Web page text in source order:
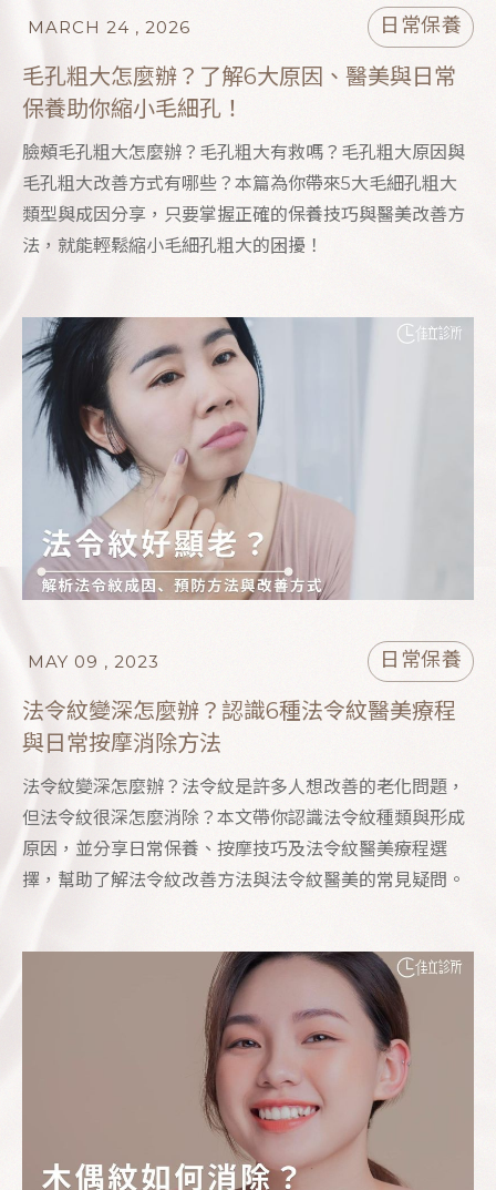
MARCH 24 , 2026 日常保養
毛孔粗大怎麼辦？了解6大原因、醫美與日常
保養助你縮小毛細孔！
臉頰毛孔粗大怎麼辦？毛孔粗大有救嗎？毛孔粗大原因與
毛孔粗大改善方式有哪些？本篇為你帶來5大毛細孔粗大
類型與成因分享，只要掌握正確的保養技巧與醫美改善方
法，就能輕鬆縮小毛細孔粗大的困擾！
MAY 09 , 2023 日常保養
法令紋變深怎麼辦？認識6種法令紋醫美療程
與日常按摩消除方法
法令紋變深怎麼辦？法令紋是許多人想改善的老化問題，
但法令紋很深怎麼消除？本文帶你認識法令紋種類與形成
原因，並分享日常保養、按摩技巧及法令紋醫美療程選
擇，幫助了解法令紋改善方法與法令紋醫美的常見疑問。